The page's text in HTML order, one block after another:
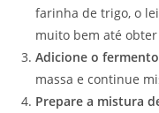
farinha de trigo, o
muito bem até
Adicione o
massa e continue
Prepare a mistura